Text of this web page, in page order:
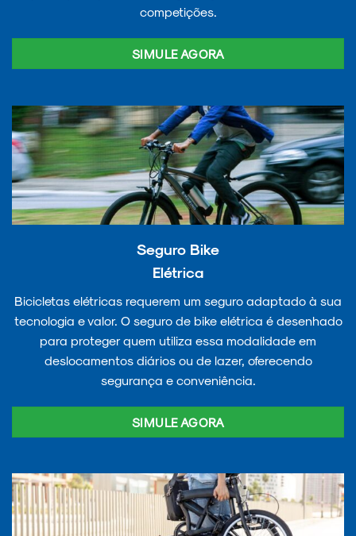
competições.
SIMULE AGORA
Seguro Bike
Elétrica
Bicicletas elétricas requerem um seguro adaptado à sua
tecnologia e valor. O seguro de bike elétrica é desenhado
para proteger quem utiliza essa modalidade em
deslocamentos diários ou de lazer, oferecendo
segurança e conveniência.
SIMULE AGORA